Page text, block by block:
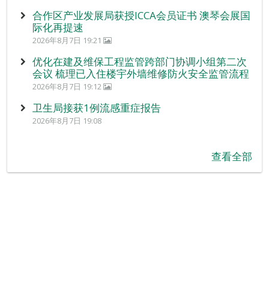
合作区产业发展局获授ICCA会员证书 澳琴会展国
际化再提速
2026年8月7日 19:21
优化在建及维保工程监管跨部门协调小组第二次
会议 梳理已入住楼宇外墙维修防火安全监管流程
2026年8月7日 19:12
卫生局接获1例流感重症报告
2026年8月7日 19:08
查看全部